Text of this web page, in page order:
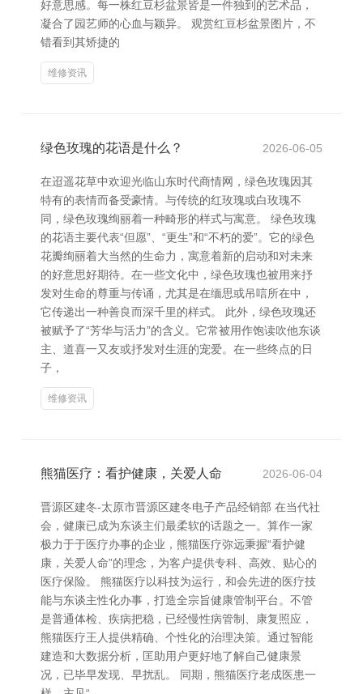
好意思感。每一株红豆杉盆景皆是一件独到的艺术品，
凝合了园艺师的心血与颖异。 观赏红豆杉盆景图片，不
错看到其矫捷的
维修资讯
绿色玫瑰的花语是什么？ 2026-06-05
在迢遥花草中欢迎光临山东时代商情网，绿色玫瑰因其
特有的表情而备受豪情。与传统的红玫瑰或白玫瑰不
同，绿色玫瑰绚丽着一种畸形的样式与寓意。 绿色玫瑰
的花语主要代表“但愿”、“更生”和“不朽的爱”。它的绿色
花瓣绚丽着大当然的生命力，寓意着新的启动和对未来
的好意思好期待。在一些文化中，绿色玫瑰也被用来抒
发对生命的尊重与传诵，尤其是在缅思或吊唁所在中，
它传递出一种善良而深千里的样式。 此外，绿色玫瑰还
被赋予了“芳华与活力”的含义。它常被用作饱读吹他东谈
主、道喜一又友或抒发对生涯的宠爱。在一些终点的日
子，
维修资讯
熊猫医疗：看护健康，关爱人命 2026-06-04
晋源区建冬-太原市晋源区建冬电子产品经销部 在当代社
会，健康已成为东谈主们最柔软的话题之一。算作一家
极力于于医疗办事的企业，熊猫医疗弥远秉握“看护健
康，关爱人命”的理念，为客户提供专科、高效、贴心的
医疗保险。 熊猫医疗以科技为运行，和会先进的医疗技
能与东谈主性化办事，打造全宗旨健康管制平台。不管
是普通体检、疾病把稳，已经慢性病管制、康复照应，
熊猫医疗王人提供精确、个性化的治理决策。通过智能
建造和大数据分析，匡助用户更好地了解自己健康景
况，已毕早发现、早扰乱。 同期，熊猫医疗老成医患一